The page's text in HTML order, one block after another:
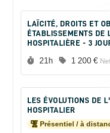
LAÏCITÉ, DROITS ET
ÉTABLISSEMENTS DE
HOSPITALIÈRE - 3
Durée :
21h Prix :
1 200 €
LES ÉVOLUTIONS DE
HOSPITALIER
Présentiel / à